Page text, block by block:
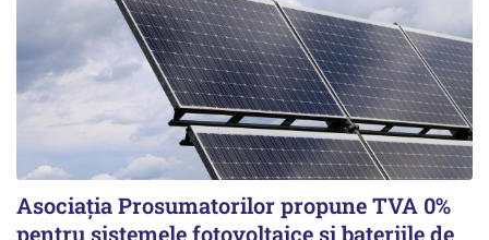
Asociația Prosumatorilor propune TVA 0%
pentru sistemele fotovoltaice și bateriile de